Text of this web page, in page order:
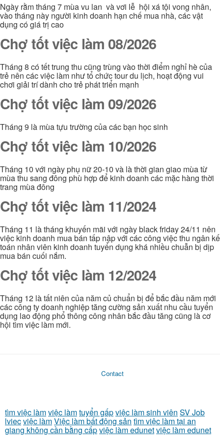
Ngày rằm tháng 7 mùa vu lan và vơi lễ hội xá tội vong nhân,
vào tháng này người kinh doanh hạn chế mua nhà, các vật
dụng có giá trị cao
Chợ tốt việc làm 08/2026
Tháng 8 có tết trung thu cũng trùng vào thời điểm nghỉ hè của
trẻ nên các việc làm như tổ chức tour du lịch, hoạt động vui
chơi giải trí dành cho trẻ phát triển mạnh
Chợ tốt việc làm 09/2026
Tháng 9 là mùa tựu trường của các bạn học sinh
Chợ tốt việc làm 10/2026
Tháng 10 với ngày phụ nữ 20-10 và là thời gian giao mùa từ
mùa thu sang đông phù hợp để kinh doanh các mặc hàng thời
trang mùa đông
Chợ tốt việc làm 11/2024
Tháng 11 là tháng khuyến mãi với ngày black friday 24/11 nên
việc kinh doanh mua bán tấp nập với các công việc thu ngân kế
toán nhân viên kinh doanh tuyển dụng khá nhiều chuẫn bị dịp
mua bán cuối nắm.
Chợ tốt việc làm 12/2024
Tháng 12 là tất niên của năm củ chuẩn bị để bắc đầu năm mới
các công ty doanh nghiệp tăng cường sản xuất nhu cầu tuyển
dụng lao động phổ thông công nhân bắc đầu tăng cũng là cơ
hội tìm việc làm mới.
Contact
tìm việc làmviệc làmtuyển gấpviệc làm sinh viên SV Job
lviecviệc làmViệc làm bất động sản tìm việc làm tại an
giang không cần bằng cấpviệc làm edunetviệc làm edunet